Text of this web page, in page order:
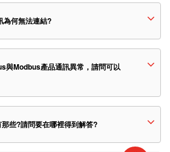
為何無法連結?
與Modbus產品通訊異常，請問可以
些?請問要在哪裡得到解答?